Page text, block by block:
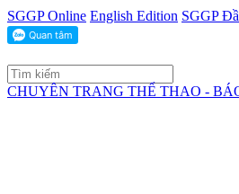
SGGP Online English Edition SGGP
CHUYÊN TRANG THỂ THAO -